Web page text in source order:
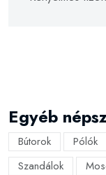
Egyéb
Bútorok Pólók
Szandálok